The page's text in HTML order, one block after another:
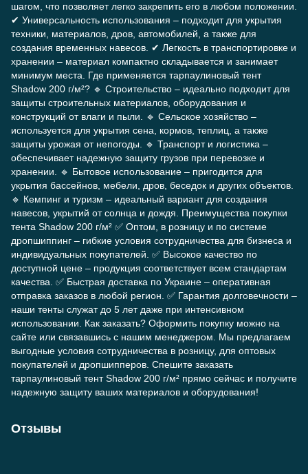
шагом, что позволяет легко закрепить его в любом положении.
✔ Универсальность использования – подходит для укрытия
техники, материалов, дров, автомобилей, а также для
создания временных навесов. ✔ Легкость в транспортировке и
хранении – материал компактно складывается и занимает
минимум места. Где применяется тарпаулиновый тент
Shadow 200 г/м²? 🔹 Строительство – идеально подходит для
защиты строительных материалов, оборудования и
конструкций от влаги и пыли. 🔹 Сельское хозяйство –
используется для укрытия сена, кормов, теплиц, а также
защиты урожая от непогоды. 🔹 Транспорт и логистика –
обеспечивает надежную защиту грузов при перевозке и
хранении. 🔹 Бытовое использование – пригодится для
укрытия бассейнов, мебели, дров, беседок и других объектов.
🔹 Кемпинг и туризм – идеальный вариант для создания
навесов, укрытий от солнца и дождя. Преимущества покупки
тента Shadow 200 г/м² ✅ Оптом, в розницу и по системе
дропшиппинг – гибкие условия сотрудничества для бизнеса и
индивидуальных покупателей. ✅ Высокое качество по
доступной цене – продукция соответствует всем стандартам
качества. ✅ Быстрая доставка по Украине – оперативная
отправка заказов в любой регион. ✅ Гарантия долговечности –
наши тенты служат до 5 лет даже при интенсивном
использовании. Как заказать? Оформить покупку можно на
сайте или связавшись с нашим менеджером. Мы предлагаем
выгодные условия сотрудничества в розницу, для оптовых
покупателей и дропшипперов. Спешите заказать
тарпаулиновый тент Shadow 200 г/м² прямо сейчас и получите
надежную защиту ваших материалов и оборудования!
Отзывы